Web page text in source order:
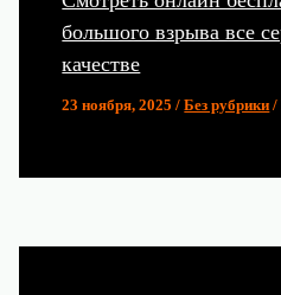
большого взрыва все
качестве
23 ноября, 2025/Без рубрики /